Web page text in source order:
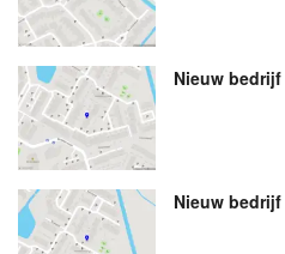
Nieuw bedrijf
Nieuw bedrijf